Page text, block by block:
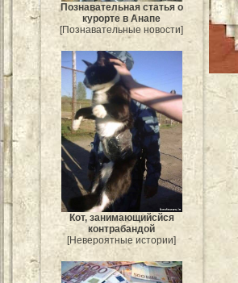
Познавательная статья о
курорте в Анапе
[Познавательные новости]
Кот, занимающийсйся
контрабандой
[Невероятные истории]